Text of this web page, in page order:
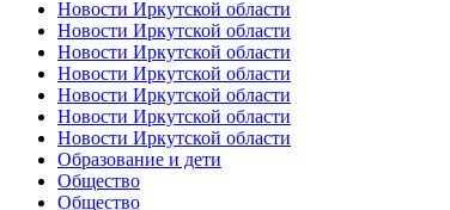
Новости Иркутской области
Новости Иркутской области
Новости Иркутской области
Новости Иркутской области
Новости Иркутской области
Новости Иркутской области
Новости Иркутской области
Образование и дети
Общество
Общество